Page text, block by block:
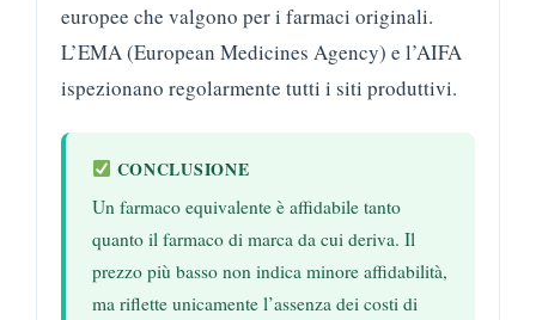
europee che valgono per i farmaci originali.
L’EMA (European Medicines Agency) e l’AIFA
ispezionano regolarmente tutti i siti produttivi.
CONCLUSIONE
Un farmaco equivalente è affidabile tanto
quanto il farmaco di marca da cui deriva. Il
prezzo più basso non indica minore affidabilità,
ma riflette unicamente l’assenza dei costi di